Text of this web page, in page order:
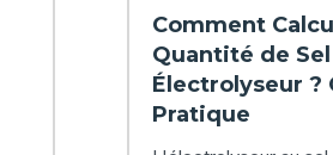
Comment
Quantité de
Électrolyseur ?
Pratique